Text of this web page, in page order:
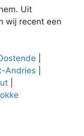
Uit
wij recent een
Andries